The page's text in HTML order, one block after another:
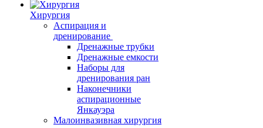
Хирургия
Аспирация и
дренирование
Дренажные трубки
Дренажные емкости
Наборы для
дренирования ран
Наконечники
аспирационные
Янкауэра
Малоинвазивная хирургия